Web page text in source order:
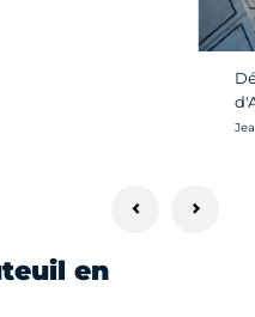
en